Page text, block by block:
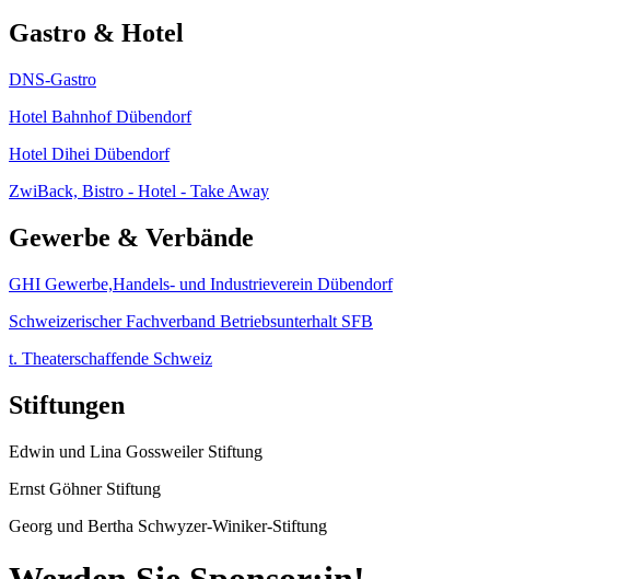
Gastro & Hotel
DNS-Gastro
Hotel Bahnhof Dübendorf
Hotel Dihei Dübendorf
ZwiBack, Bistro - Hotel - Take Away
Gewerbe & Verbände
GHI Gewerbe,Handels- und Industrieverein Dübendorf
Schweizerischer Fachverband Betriebsunterhalt SFB
t. Theaterschaffende Schweiz
Stiftungen
Edwin und Lina Gossweiler Stiftung
Ernst Göhner Stiftung
Georg und Bertha Schwyzer-Winiker-Stiftung